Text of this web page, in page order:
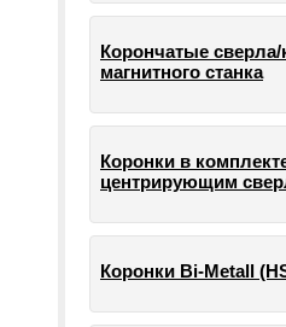
Корончатые
магнитного станка
Коронки в
центрирующим
Коронки Bi-Metall